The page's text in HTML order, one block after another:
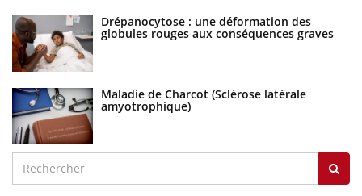
Drépanocytose : une déformation des
globules rouges aux conséquences graves
Maladie de Charcot (Sclérose latérale
amyotrophique)